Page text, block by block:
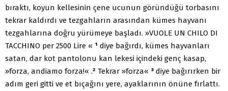
bıraktı, koyun kellesinin çene ucunun göründüğü torbasını
tekrar kaldırdı ve tezgahların arasından kümes hayvanı
tezgahlarına doğru yürümeye başladı. »VUOLE UN CHILO DI
TACCHINO per 2500 Lire « ¹ diye bağırdı, kümes hayvanları
satan, dar kot pantolonu kan lekesi içindeki genç kasap,
»forza, andiamo forza!« .² Tekrar »forza« ³ diye bağırırken bir
adım geri gitti ve et bıçağını yere, ayaklarının önüne fırlattı.